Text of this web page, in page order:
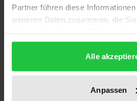
Partner führen diese
weiteren Daten zusammen, die
gesammelt haben.
Alle
Anpassen
Rollenvorstellungen,
Erfahrungen in der Fremde: Im
weiblichen Verpflichtungen
Orient einer neuen Welt aus
Harems und Bazaren